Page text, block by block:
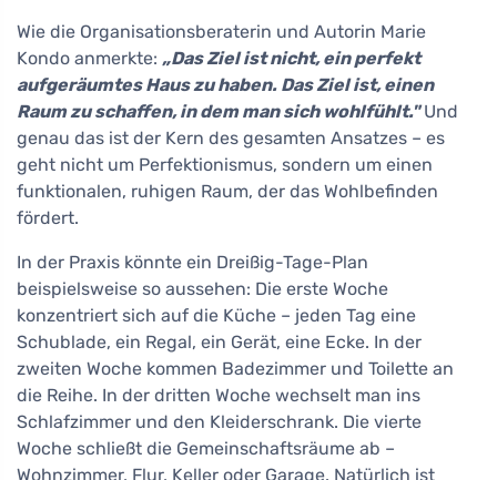
Wie die Organisationsberaterin und Autorin Marie
Kondo anmerkte: „Das Ziel ist nicht, ein perfekt
aufgeräumtes Haus zu haben. Das Ziel ist, einen
Raum zu schaffen, in dem man sich wohlfühlt."Und
genau das ist der Kern des gesamten Ansatzes – es
geht nicht um Perfektionismus, sondern um einen
funktionalen, ruhigen Raum, der das Wohlbefinden
fördert.
In der Praxis könnte ein Dreißig-Tage-Plan
beispielsweise so aussehen: Die erste Woche
konzentriert sich auf die Küche – jeden Tag eine
Schublade, ein Regal, ein Gerät, eine Ecke. In der
zweiten Woche kommen Badezimmer und Toilette an
die Reihe. In der dritten Woche wechselt man ins
Schlafzimmer und den Kleiderschrank. Die vierte
Woche schließt die Gemeinschaftsräume ab –
Wohnzimmer, Flur, Keller oder Garage. Natürlich ist